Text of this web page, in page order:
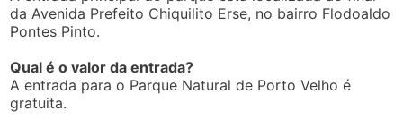
da Avenida Prefeito Chiquilito Erse, no bairro Flodoaldo
Pontes Pinto.
Qual é o valor da entrada?
A entrada para o Parque Natural de Porto Velho é
gratuita.